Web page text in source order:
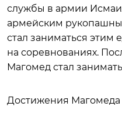
службы в армии
армейским
стал заниматься этим
на соревнованиях.
Магомед стал
Достижения Магомеда